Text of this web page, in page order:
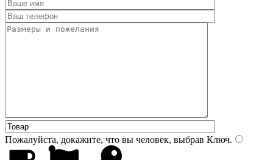
Пожалуйста, докажите, что вы человек, выбрав Ключ.